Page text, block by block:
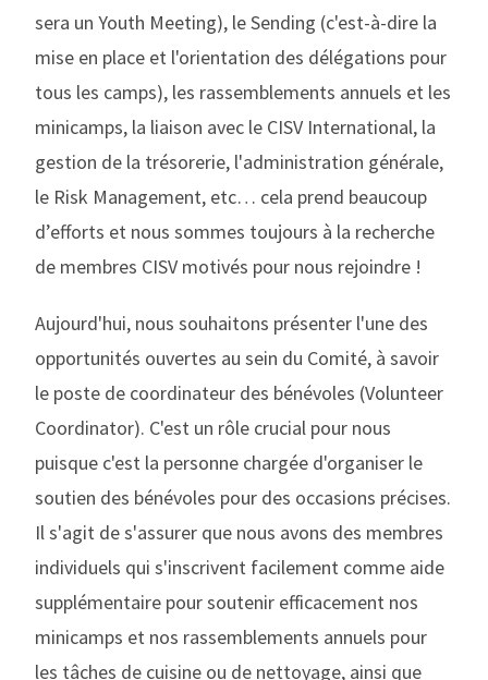
sera un Youth Meeting), le Sending (c'est-à-dire la
mise en place et l'orientation des délégations pour
tous les camps), les rassemblements annuels et les
minicamps, la liaison avec le CISV International, la
gestion de la trésorerie, l'administration générale,
le Risk Management, etc… cela prend beaucoup
d’efforts et nous sommes toujours à la recherche
de membres CISV motivés pour nous rejoindre !
Aujourd'hui, nous souhaitons présenter l'une des
opportunités ouvertes au sein du Comité, à savoir
le poste de coordinateur des bénévoles (Volunteer
Coordinator). C'est un rôle crucial pour nous
puisque c'est la personne chargée d'organiser le
soutien des bénévoles pour des occasions précises.
Il s'agit de s'assurer que nous avons des membres
individuels qui s'inscrivent facilement comme aide
supplémentaire pour soutenir efficacement nos
minicamps et nos rassemblements annuels pour
les tâches de cuisine ou de nettoyage, ainsi que